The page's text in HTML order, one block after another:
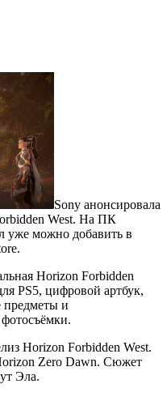
Sony анонсировала
West. На ПК
уже можно добавить в
Horizon Forbidden
PS5, цифровой артбук,
предметы и
Horizon Forbidden West.
Zero Dawn. Сюжет
Эла.